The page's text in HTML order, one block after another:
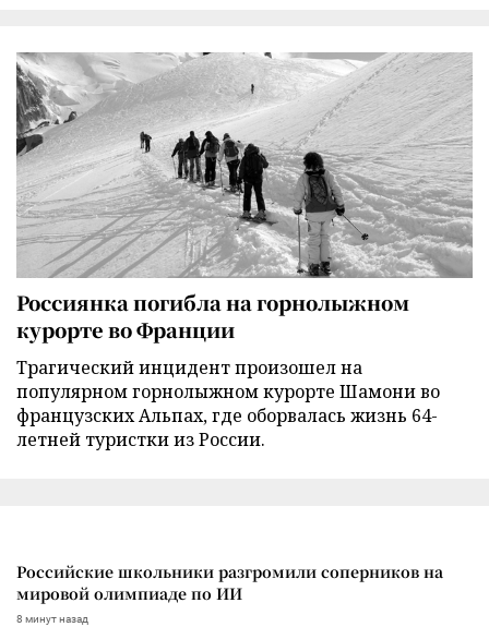
Россиянка погибла на горнолыжном
курорте во Франции
Трагический инцидент произошел на
популярном горнолыжном курорте Шамони во
французских Альпах, где оборвалась жизнь 64-
летней туристки из России.
Российские школьники разгромили соперников на
мировой олимпиаде по ИИ
8 минут назад